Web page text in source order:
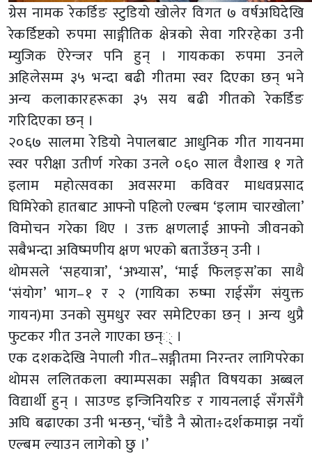
ग्रेस नामक रेकर्डिङ स्टुडियो खोलेर विगत ७ वर्षअघिदेखि
रेकर्डिष्टको रुपमा साङ्गीतिक क्षेत्रको सेवा गरिरहेका उनी
म्युजिक ऐरेन्जर पनि हुन् । गायकका रुपमा उनले
अहिलेसम्म ३५ भन्दा बढी गीतमा स्वर दिएका छन् भने
अन्य कलाकारहरूका ३५ सय बढी गीतको रेकर्डिङ
गरिदिएका छन् ।
२०६७ सालमा रेडियो नेपालबाट आधुनिक गीत गायनमा
स्वर परीक्षा उतीर्ण गरेका उनले ०६० साल वैशाख १ गते
इलाम महोत्सवका अवसरमा कविवर माधवप्रसाद
घिमिरेको हातबाट आफ्नो पहिलो एल्बम ‘इलाम चारखोला’
विमोचन गरेका थिए । उक्त क्षणलाई आफ्नो जीवनको
सबैभन्दा अविष्मणीय क्षण भएको बताउँछन् उनी ।
थोमसले ‘सहयात्रा’, ‘अभ्यास’, ‘माई फिलङ्स’का साथै
‘संयोग’ भाग–१ र २ (गायिका रुष्मा राईसँग संयुक्त
गायन)मा उनको सुमधुर स्वर समेटिएका छन् । अन्य थुप्रै
फुटकर गीत उनले गाएका छन्् ।
एक दशकदेखि नेपाली गीत–सङ्गीतमा निरन्तर लागिपरेका
थोमस ललितकला क्याम्पसका सङ्गीत विषयका अब्बल
विद्यार्थी हुन् । साउण्ड इन्जिनियरिङ र गायनलाई सँगसँगै
अघि बढाएका उनी भन्छन्, ‘चाँडै नै स्रोता÷दर्शकमाझ नयाँ
एल्बम ल्याउन लागेको छु ।’